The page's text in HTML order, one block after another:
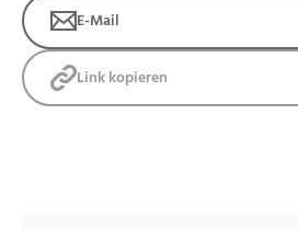
E-Mail
Link kopieren